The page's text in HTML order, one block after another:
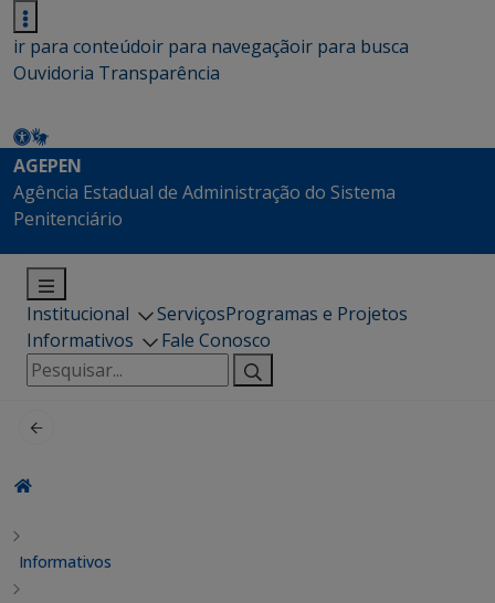
ir para conteúdoir para navegaçãoir para busca
Ouvidoria Transparência
AGEPEN
Agência Estadual de Administração do Sistema
Penitenciário
Institucional ServiçosProgramas e Projetos
Informativos
Fale Conosco
Pesquisar
por:
Informativos